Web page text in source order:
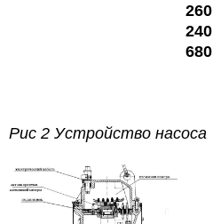
260
240
680
Рис 2 Устройство насоса